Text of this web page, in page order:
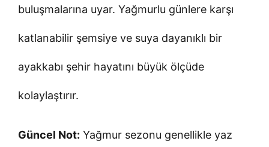
buluşmalarına uyar. Yağmurlu günlere karşı
katlanabilir şemsiye ve suya dayanıklı bir
ayakkabı şehir hayatını büyük ölçüde
kolaylaştırır.
Güncel Not: Yağmur sezonu genellikle yaz